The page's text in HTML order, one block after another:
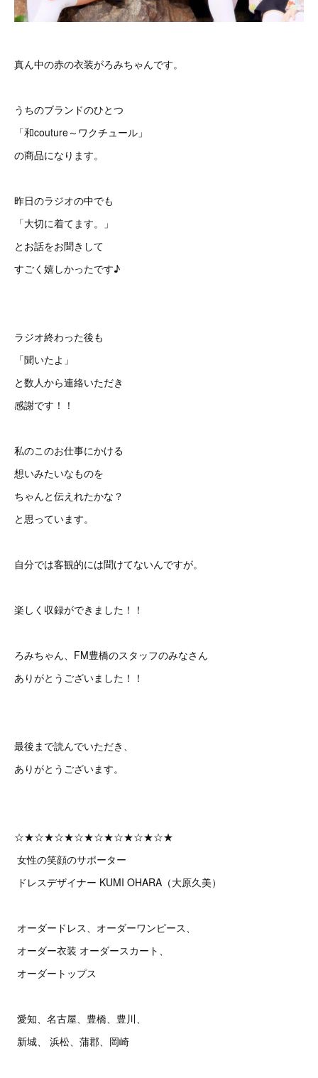
真ん中の赤の衣装がろみちゃんです。
うちのブランドのひとつ
「和couture～ワクチュール」
の商品になります。
昨日のラジオの中でも
「大切に着てます。」
とお話をお聞きして
すごく嬉しかったです♪
ラジオ終わった後も
「聞いたよ」
と数人から連絡いただき
感謝です！！
私のこのお仕事にかける
想いみたいなものを
ちゃんと伝えれたかな？
と思っています。
自分では客観的には聞けてないんですが。
楽しく収録ができました！！
ろみちゃん、FM豊橋のスタッフのみなさん
ありがとうございました！！
最後まで読んでいただき、
ありがとうございます。
☆★☆★☆★☆★☆★☆★☆★☆★
女性の笑顔のサポーター
ドレスデザイナー KUMI OHARA（大原久美）
オーダードレス、オーダーワンピース、
オーダー衣装 オーダースカート、
オーダートップス
愛知、名古屋、豊橋、豊川、
新城、 浜松、蒲郡、岡崎